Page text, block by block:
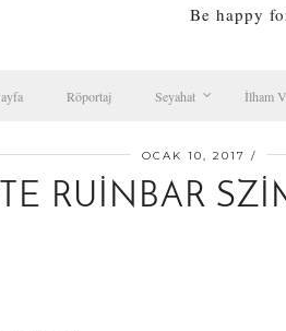
Be happy
Röportaj Seyahat İlham
OCAK 10, 2017
RUINBAR